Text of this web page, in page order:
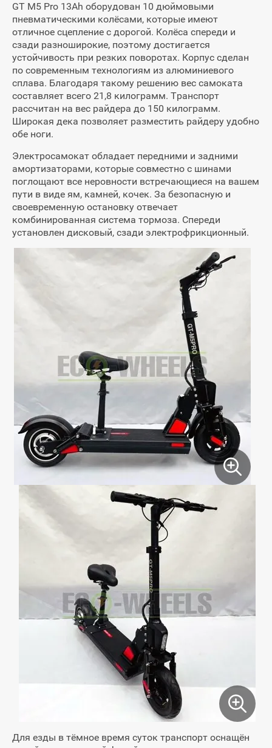
GT M5 Pro 13Ah оборудован 10 дюймовыми
пневматическими колёсами, которые имеют
отличное сцепление с дорогой. Колёса спереди и
сзади разноширокие, поэтому достигается
устойчивость при резких поворотах. Корпус сделан
по современным технологиям из алюминиевого
сплава. Благодаря такому решению вес самоката
составляет всего 21,8 килограмм. Транспорт
рассчитан на вес райдера до 150 килограмм.
Широкая дека позволяет разместить райдеру удобно
обе ноги.
Электросамокат обладает передними и задними
амортизаторами, которые совместно с шинами
поглощают все неровности встречающиеся на вашем
пути в виде ям, камней, кочек. За безопасную и
своевременную остановку отвечает
комбинированная система тормоза. Спереди
установлен дисковый, сзади электрофрикционный.
Для езды в тёмное время суток транспорт оснащён